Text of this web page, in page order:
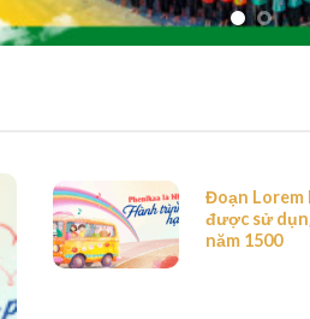
Đoạn Lorem
được sử
năm 1500